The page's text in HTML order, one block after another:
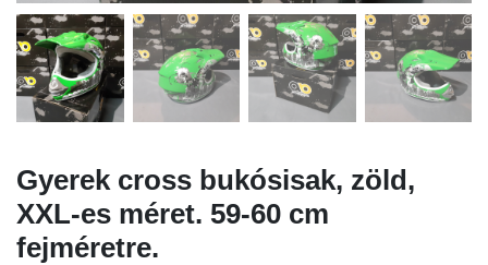
Gyerek cross bukósisak, zöld,
XXL-es méret. 59-60 cm
fejméretre.